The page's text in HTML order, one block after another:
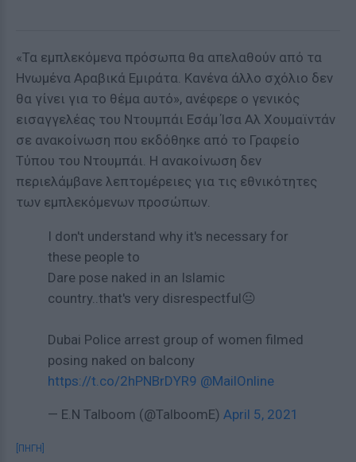
«Τα εμπλεκόμενα πρόσωπα θα απελαθούν από τα
Ηνωμένα Αραβικά Εμιράτα. Κανένα άλλο σχόλιο δεν
θα γίνει για το θέμα αυτό», ανέφερε ο γενικός
εισαγγελέας του Ντουμπάι Εσάμ Ίσα Αλ Χουμαϊντάν
σε ανακοίνωση που εκδόθηκε από το Γραφείο
Τύπου του Ντουμπάι. Η ανακοίνωση δεν
περιελάμβανε λεπτομέρειες για τις εθνικότητες
των εμπλεκόμενων προσώπων.
I don't understand why it's necessary for
these people to
Dare pose naked in an Islamic
country..that's very disrespectful😐
Dubai Police arrest group of women filmed
posing naked on balcony
https://t.co/2hPNBrDYR9 @MailOnline
— E.N Talboom (@TalboomE) April 5, 2021
[ΠΗΓΗ]